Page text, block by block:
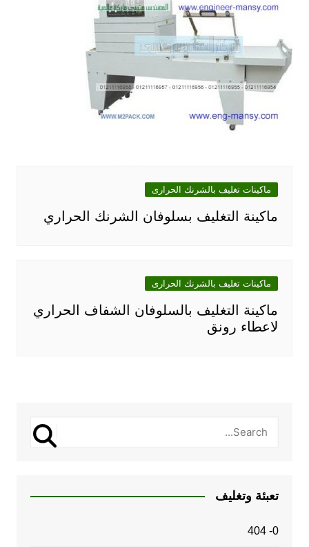
ماكينات تغليف بالشرنك الحرارى
ماكينة التغليف بسلوفان الشرنك الحراري
ماكينات تغليف بالشرنك الحرارى
ماكينة التغليف بالسلوفان الشفاف الحراري
لاعطاء رونق
تعبئة وتغليف
0- 404